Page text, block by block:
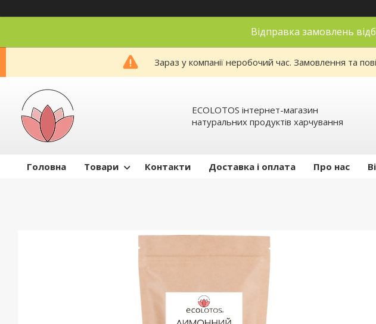
Відправка замовлень
Зараз у компанії неробочий час. Замовлення та
ECOLOTOS інтернет-магазин
натуральних продуктів харчування
Головна Товари Контакти Доставка і оплата Про нас